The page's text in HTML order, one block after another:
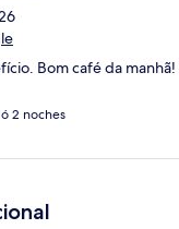
Bom café da
2 noches